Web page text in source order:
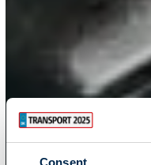
Consent